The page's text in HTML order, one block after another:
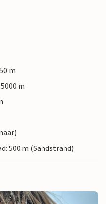
m
m
500 m (Sandstrand)